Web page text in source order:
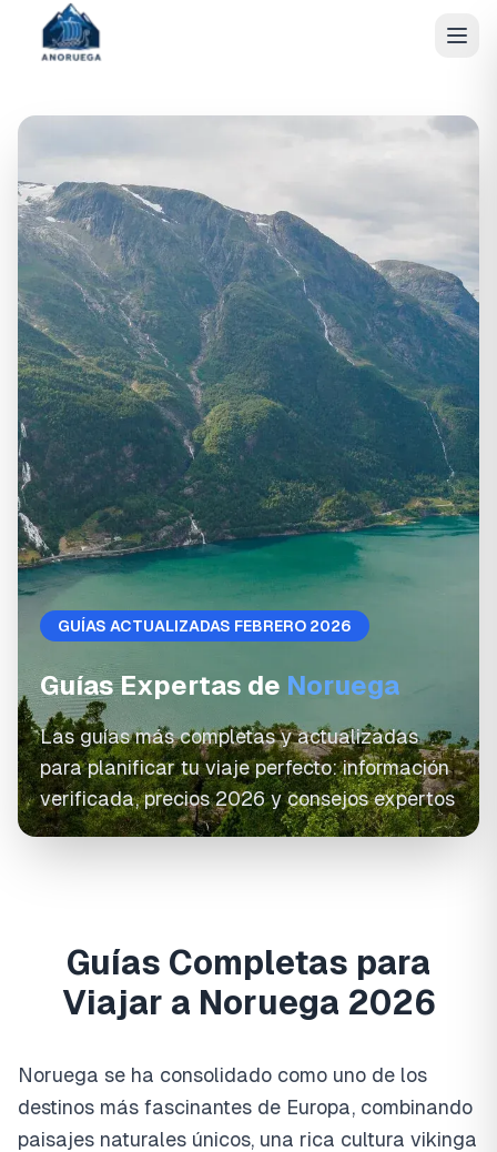
GUÍAS ACTUALIZADAS FEBRERO 2026
Guías Expertas de Noruega
Las guías más completas y actualizadas
para planificar tu viaje perfecto: información
verificada, precios 2026 y consejos expertos
Guías Completas para
Viajar a Noruega 2026
Noruega se ha consolidado como uno de los
destinos más fascinantes de Europa, combinando
paisajes naturales únicos, una rica cultura vikinga